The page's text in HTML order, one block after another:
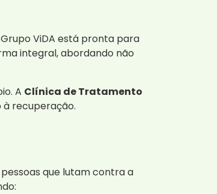
ViDA está pronta para
integral, abordando não
A Clínica de Tratamento
recuperação.
que lutam contra a